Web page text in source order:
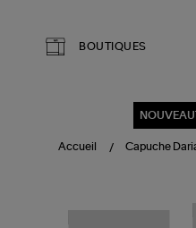
BOUTIQUES
Accueil Capuche